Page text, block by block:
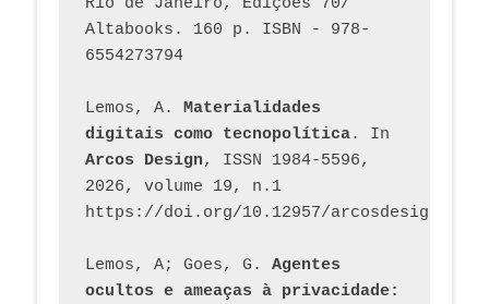
Rio de Janeiro, Edições 70/
Altabooks. 160 p. ISBN - 978-
6554273794
Lemos, A. Materialidades
digitais como tecnopolítica
Arcos Design, ISSN 1984-5596,
2026, volume 19, n.1
https://doi.org/10.12957/
Lemos, A; Goes, G. Agentes
ocultos e ameaças à privacidade: